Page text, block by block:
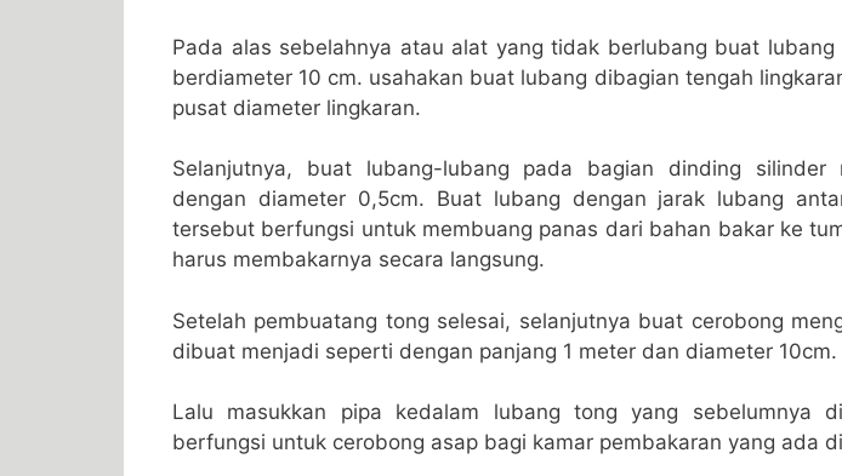
Pada alas sebelahnya atau alat yang tidak berlubang buat lubang
berdiameter 10 cm. usahakan buat lubang dibagian tengah
pusat diameter lingkaran.
Selanjutnya, buat lubang-lubang pada bagian dinding silinder
dengan diameter 0,5cm. Buat lubang dengan jarak lubang
tersebut berfungsi untuk membuang panas dari bahan bakar ke
harus membakarnya secara langsung.
Setelah pembuatang tong selesai, selanjutnya buat cerobong
dibuat menjadi seperti dengan panjang 1 meter dan diameter 10cm.
Lalu masukkan pipa kedalam lubang tong yang sebelumnya
berfungsi untuk cerobong asap bagi kamar pembakaran yang ada